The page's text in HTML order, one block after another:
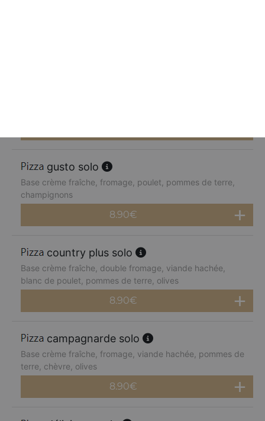
gusto solo
Base crème fraîche, fromage, poulet, pommes de terre,
champignons
8.90€
country plus solo
Base crème fraîche, double fromage, viande hachée,
blanc de poulet, pommes de terre, olives
8.90€
campagnarde solo
Base crème fraîche, fromage, viande hachée, pommes de
terre, chèvre, olives
8.90€